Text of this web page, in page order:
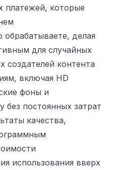
платежей, которые
обрабатываете, делая
для случайных
создателей контента
включая HD
фоны и
постоянных затрат
качества,
использования вверх